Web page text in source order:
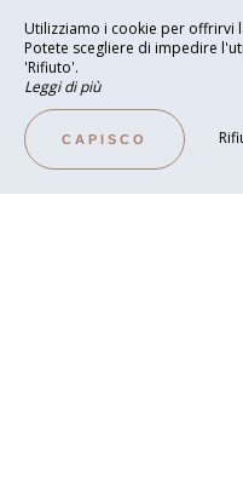
Utilizziamo i cookie per offrirvi
Potete scegliere di impedire
'Rifiuto'.
Leggi di più
CAPISCO